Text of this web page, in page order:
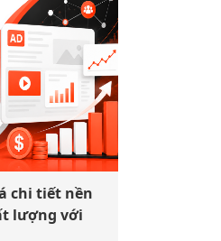
chi tiết nền
lượng với